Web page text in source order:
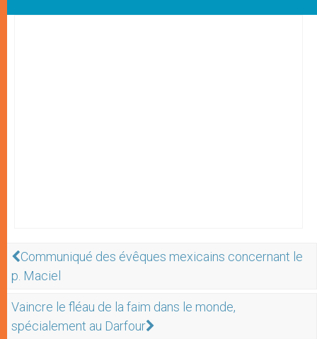
Communiqué des évêques mexicains concernant le
p. Maciel
Vaincre le fléau de la faim dans le monde,
spécialement au Darfour